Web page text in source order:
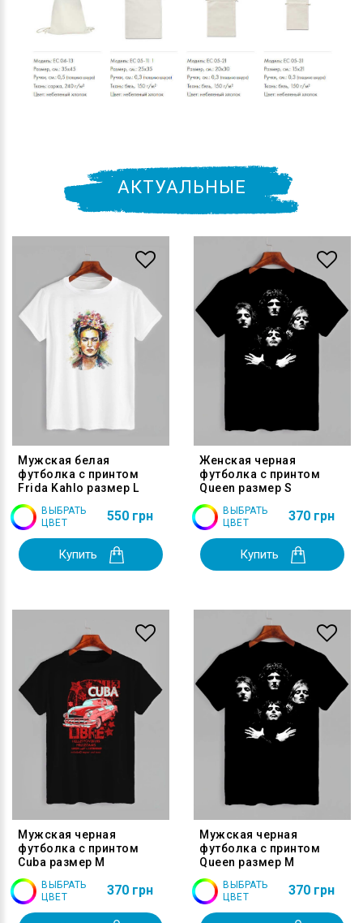
АКТУАЛЬНЫЕ
Мужская белая
футболка с принтом
Frida Kahlo размер L
ВЫБРАТЬ
ЦВЕТ
550 грн
Купить
Женская черная
футболка с принтом
Queen размер S
ВЫБРАТЬ
ЦВЕТ
370 грн
Купить
Мужская черная
футболка с принтом
Cuba размер M
ВЫБРАТЬ
ЦВЕТ
370 грн
Мужская черная
футболка с принтом
Queen размер M
ВЫБРАТЬ
ЦВЕТ
370 грн